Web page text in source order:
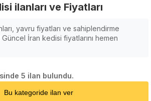
ilanları ve Fiyatları
yavru fiyatları ve sahiplendirme
İran kedisi fiyatlarını hemen
5 ilan bulundu.
Bu kategoride ilan ver